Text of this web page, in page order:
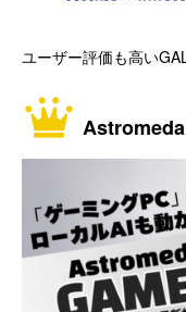
ユーザー評価も高い